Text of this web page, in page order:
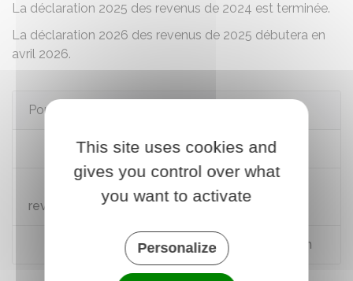
La déclaration 2025 des revenus de 2024 est terminée.
La déclaration 2026 des revenus de 2025 débutera en
avril 2026.
Pour en savoir plus
Site des impôts
Brochure pratique 2025 - Déclaration des
revenus de 2024
Impôt sur le revenu : dépliants d'information
This site uses cookies and
gives you control over what
you want to activate
Personalize